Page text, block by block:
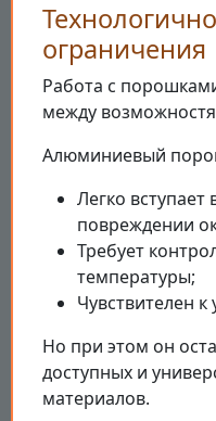
ограничения
Работа с
между
Алюминиевый
Легко
повреждении
Требует
температуры;
Чувствителен
Но при этом он
доступных и
материалов.